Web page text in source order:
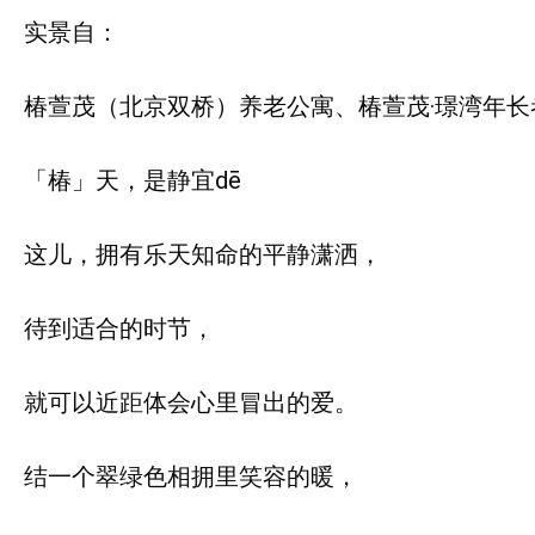
实景自：
椿萱茂（北京双桥）养老公寓、椿萱茂·璟湾年
「椿」天，是静宜dē
这儿，拥有乐天知命的平静潇洒，
待到适合的时节，
就可以近距体会心里冒出的爱。
结一个翠绿色相拥里笑容的暖，